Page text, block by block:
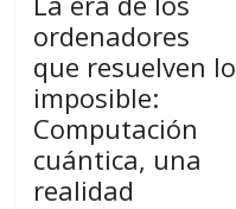
ordenadores
que resuelven lo
imposible:
Computación
cuántica, una
realidad